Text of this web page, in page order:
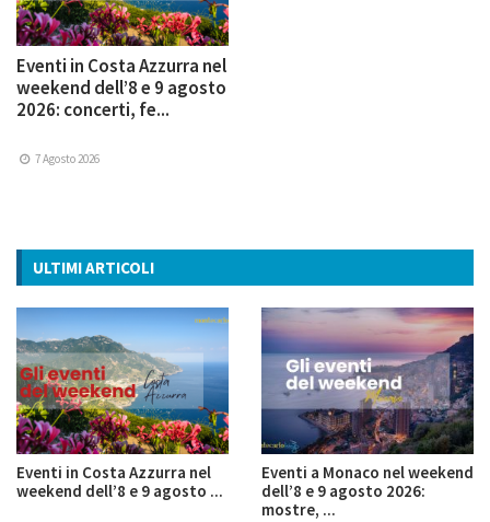
Eventi in Costa Azzurra nel
weekend dell’8 e 9 agosto
2026: concerti, fe...
7 Agosto 2026
ULTIMI ARTICOLI
Eventi in Costa Azzurra nel
weekend dell’8 e 9 agosto ...
Eventi a Monaco nel weekend
dell’8 e 9 agosto 2026:
mostre, ...